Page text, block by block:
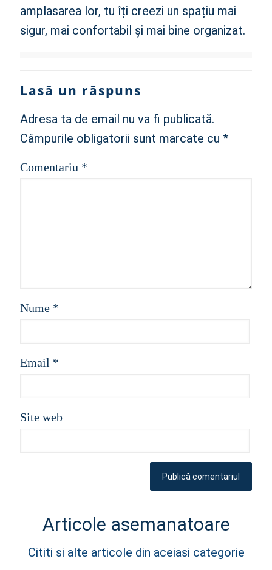
amplasarea lor, tu îți creezi un spațiu mai
sigur, mai confortabil și mai bine organizat.
Lasă un răspuns
Adresa ta de email nu va fi publicată.
Câmpurile obligatorii sunt marcate cu *
Comentariu *
Nume *
Email *
Site web
Articole asemanatoare
Cititi si alte articole din aceiasi categorie